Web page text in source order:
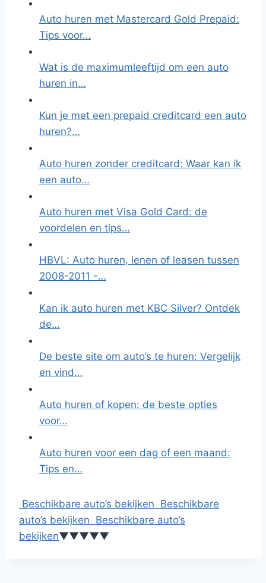
Auto huren met Mastercard Gold Prepaid:
Tips voor…
Wat is de maximumleeftijd om een auto
huren in…
Kun je met een prepaid creditcard een auto
huren?…
Auto huren zonder creditcard: Waar kan ik
een auto…
Auto huren met Visa Gold Card: de
voordelen en tips…
HBVL: Auto huren, lenen of leasen tussen
2008-2011 -…
Kan ik auto huren met KBC Silver? Ontdek
de…
De beste site om auto’s te huren: Vergelijk
en vind…
Auto huren of kopen: de beste opties
voor…
Auto huren voor een dag of een maand:
Tips en…
Beschikbare auto’s bekijken Beschikbare
auto’s bekijken Beschikbare auto’s
bekijken▼▼▼▼▼